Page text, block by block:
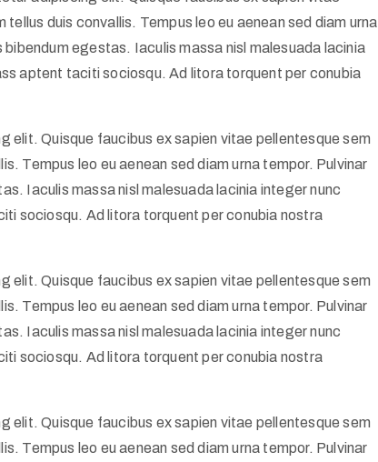
duis convallis. Tempus leo eu aenean sed diam urna
egestas. Iaculis massa nisl malesuada lacinia
aptent taciti sociosqu. Ad litora torquent per conubia
elit. Quisque faucibus ex sapien vitae pellentesque sem
Tempus leo eu aenean sed diam urna tempor. Pulvinar
Iaculis massa nisl malesuada lacinia integer nunc
sociosqu. Ad litora torquent per conubia nostra
elit. Quisque faucibus ex sapien vitae pellentesque sem
Tempus leo eu aenean sed diam urna tempor. Pulvinar
Iaculis massa nisl malesuada lacinia integer nunc
sociosqu. Ad litora torquent per conubia nostra
elit. Quisque faucibus ex sapien vitae pellentesque sem
Tempus leo eu aenean sed diam urna tempor. Pulvinar